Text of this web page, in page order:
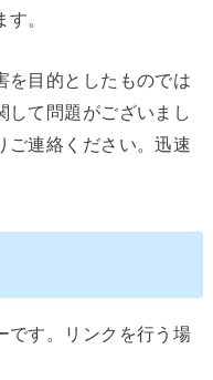
。
を目的としたものでは
して問題がございまし
ご連絡ください。迅速
です。リンクを行う場